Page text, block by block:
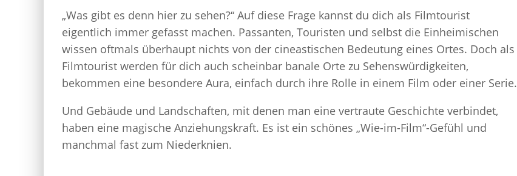
„Was gibt es denn hier zu sehen?“ Auf diese Frage kannst du dich als Filmtourist
eigentlich immer gefasst machen. Passanten, Touristen und selbst die Einheimischen
wissen oftmals überhaupt nichts von der cineastischen Bedeutung eines Ortes. Doch als
Filmtourist werden für dich auch scheinbar banale Orte zu Sehenswürdigkeiten,
bekommen eine besondere Aura, einfach durch ihre Rolle in einem Film oder einer Serie.
Und Gebäude und Landschaften, mit denen man eine vertraute Geschichte verbindet,
haben eine magische Anziehungskraft. Es ist ein schönes „Wie-im-Film“-Gefühl und
manchmal fast zum Niederknien.